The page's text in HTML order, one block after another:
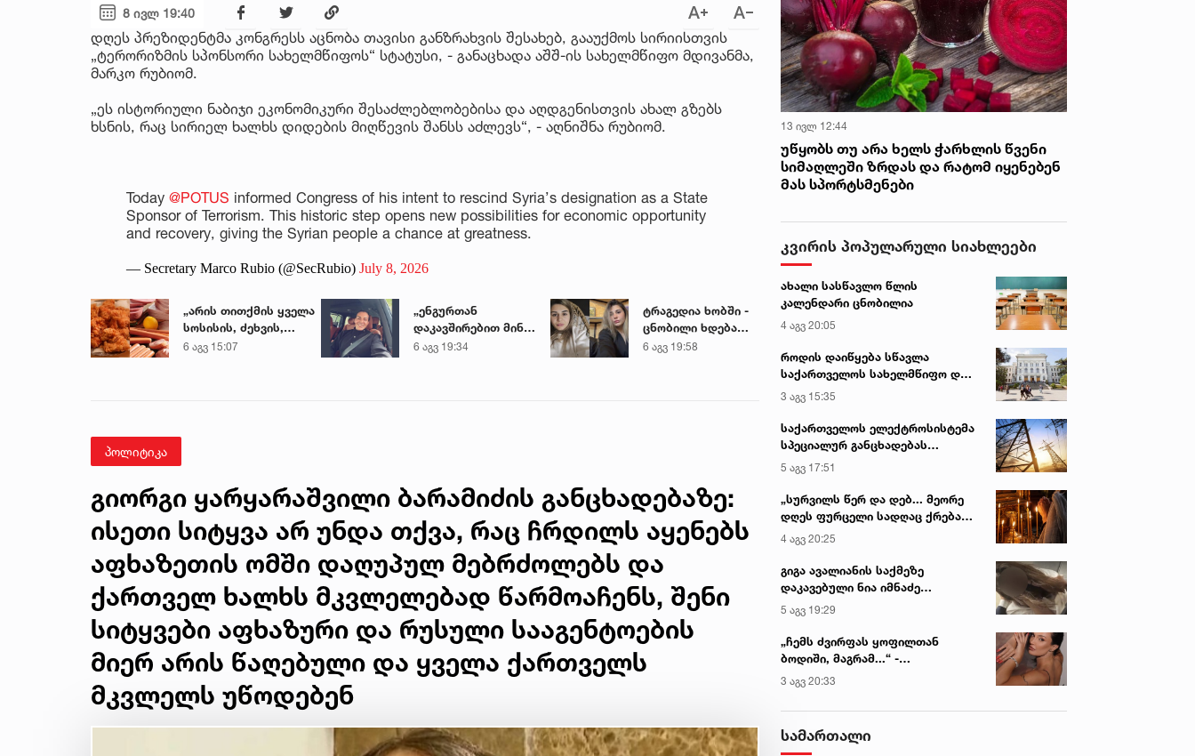
8 ივლ 19:40
დღეს პრეზიდენტმა კონგრესს აცნობა თავისი განზრახვის შესახებ, გააუქმოს სირიისთვის
„ტერორიზმის სპონსორი სახელმწიფოს“ სტატუსი, - განაცხადა აშშ-ის სახელმწიფო მდივანმა,
მარკო რუბიომ.
„ეს ისტორიული ნაბიჯი ეკონომიკური შესაძლებლობებისა და აღდგენისთვის ახალ გზებს
ხსნის, რაც სირიელ ხალხს დიდების მიღწევის შანსს აძლევს“, - აღნიშნა რუბიომ.
Today @POTUS informed Congress of his intent to rescind Syria’s designation as a State
Sponsor of Terrorism. This historic step opens new possibilities for economic opportunity
and recovery, giving the Syrian people a chance at greatness.
— Secretary Marco Rubio (@SecRubio) July 8, 2026
„არის თითქმის ყველა
სოსისის, ძეხვის,
ქათმის „ნაგეთსებსა“
6 აგვ 15:07
„ენგურთან
დაკავშირებით მინდა
ვთქვა...“ - გოგა
6 აგვ 19:34
ტრაგედია ხობში -
ცნობილი ხდება
დაღუპული დედა-
6 აგვ 19:58
პოლიტიკა
გიორგი ყარყარაშვილი ბარამიძის განცხადებაზე:
ისეთი სიტყვა არ უნდა თქვა, რაც ჩრდილს აყენებს
აფხაზეთის ომში დაღუპულ მებრძოლებს და
ქართველ ხალხს მკვლელებად წარმოაჩენს, შენი
სიტყვები აფხაზური და რუსული სააგენტოების
მიერ არის წაღებული და ყველა ქართველს
მკვლელს უწოდებენ
13 ივლ 12:44
უწყობს თუ არა ხელს ჭარხლის წვენი
სიმაღლეში ზრდას და რატომ იყენებენ
მას სპორტსმენები
კვირის პოპულარული სიახლეები
ახალი სასწავლო წლის
კალენდარი ცნობილია
4 აგვ 20:05
როდის დაიწყება სწავლა
საქართველოს სახელმწიფო და
კერძო უნივერსიტეტებში
3 აგვ 15:35
საქართველოს ელექტროსისტემა
სპეციალურ განცხადებას
ავრცელებს
5 აგვ 17:51
„სურვილს წერ და დებ... მეორე
დღეს ფურცელი სადღაც ქრება
და სურვილი სრულდება...“ -
სასწაულმოქმედი ტაძარი შიდა
ქართლში
4 აგვ 20:25
გიგა ავალიანის საქმეზე
დაკავებული ნია იმნაძე
კლინიკაში გადაჰყავთ
5 აგვ 19:29
„ჩემს ძვირფას ყოფილთან
ბოდიში, მაგრამ...“ -
ალექსანდრა პაიჭაძის
გულწრფელი აღიარება
3 აგვ 20:33
სამართალი